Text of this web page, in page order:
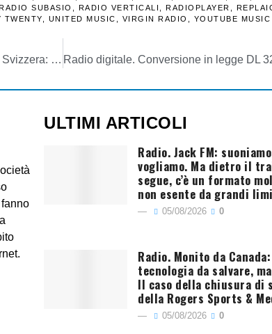
SUBASIO RADIO VERTICALI RADIOPLAYER
TWENTY UNITED MUSIC VIRGIN RADIO YOUTUBE MUSIC
DTT. Basta digitale televisivo terrestre per la Tv Svizzera: off i canali. Solo IP, cavo e sat. Cadono le limitazioni ai trasmettitori italiani?
ULTIMI ARTICOLI
Radio. Jack FM:
vogliamo. Ma dietro il
segue, c’è un formato
non esente da grandi
05/08/2026 0
Radio. Monito da
tecnologia da salvare,
Il caso della chiusura di
della Rogers Sports &
05/08/2026 0